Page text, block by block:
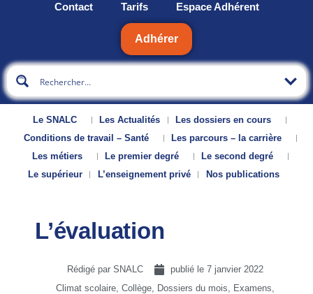
Contact Tarifs Espace Adhérent
Adhérer
Le SNALC Les Actualités
Les dossiers en cours
Conditions de travail – Santé
Les parcours – la carrière
Les métiers
Le premier degré
Le second degré
Le supérieur
L’enseignement privé Nos publications
L’évaluation
Rédigé par SNALC publié le 7 janvier 2022
Climat scolaire, Collège, Dossiers du mois, Examens,